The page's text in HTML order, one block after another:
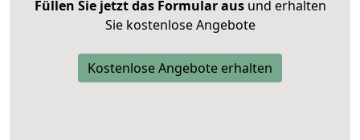
Füllen Sie jetzt das Formular ausund erhalten
Sie kostenlose Angebote
Kostenlose Angebote erhalten